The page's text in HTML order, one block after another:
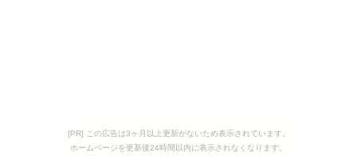
[PR] この広告は3ヶ月以上更新がないため表示されています。
ホームページを更新後24時間以内に表示されなくなります。